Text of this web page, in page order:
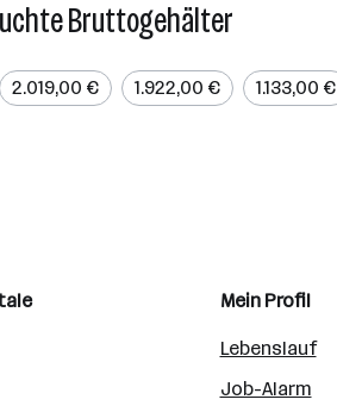
Bruttogehälter
2.019,00 € 1.922,00 € 1.133,00 €
Mein Profil
Lebenslauf
Job-Alarm